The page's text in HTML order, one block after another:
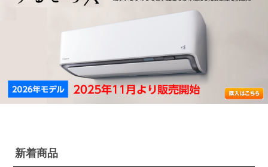
新着商品